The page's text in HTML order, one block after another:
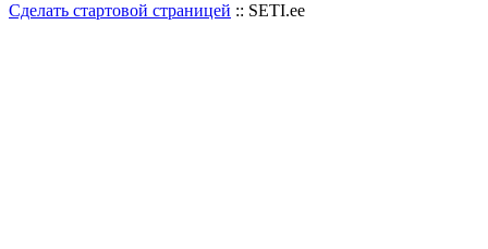
Сделать стартовой страницей :: SETI.ee